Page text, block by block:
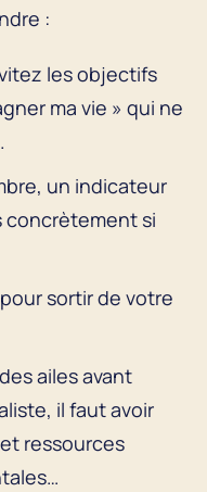
:
les objectifs
ma vie » qui ne
un indicateur
concrètement si
sortir de votre
ailes avant
il faut avoir
ressources